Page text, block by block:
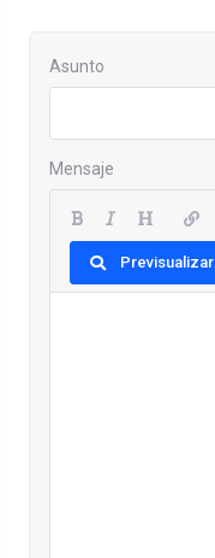
Asunto
Mensaje
Previsualizar